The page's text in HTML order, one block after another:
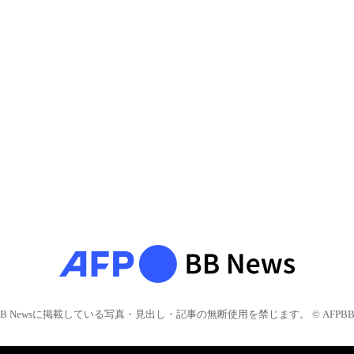
Newsに掲載している写真・見出し・記事の無断使用を禁じます。 © AFPBB